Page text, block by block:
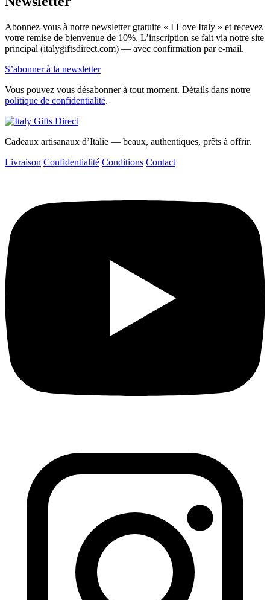
Abonnez-vous à notre newsletter gratuite « I Love Italy » et recevez
votre remise de bienvenue de 10%. L’inscription se fait via notre site
principal (italygiftsdirect.com) — avec confirmation par e-mail.
S’abonner à la newsletter
Vous pouvez vous désabonner à tout moment. Détails dans notre
politique de confidentialité.
Cadeaux artisanaux d’Italie — beaux, authentiques, prêts à offrir.
Livraison Confidentialité Conditions Contact